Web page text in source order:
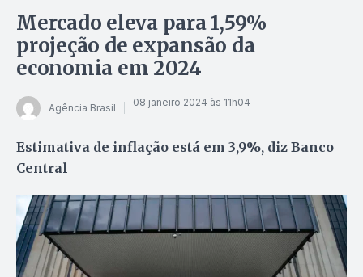
Mercado eleva para 1,59%
projeção de expansão da
economia em 2024
Agência Brasil 08 janeiro 2024 às 11h04
Estimativa de inflação está em 3,9%, diz Banco
Central